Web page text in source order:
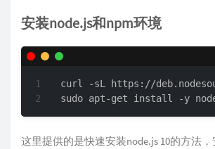
安装node.js和npm环境
curl -sL https://
sudo apt-get install -y
这里提供的是快速安装node.js 10的方法